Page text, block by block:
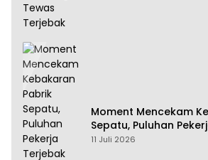
Moment Mencekam
Sepatu, Puluhan
28 Orang Tewas
11 Juli 2026